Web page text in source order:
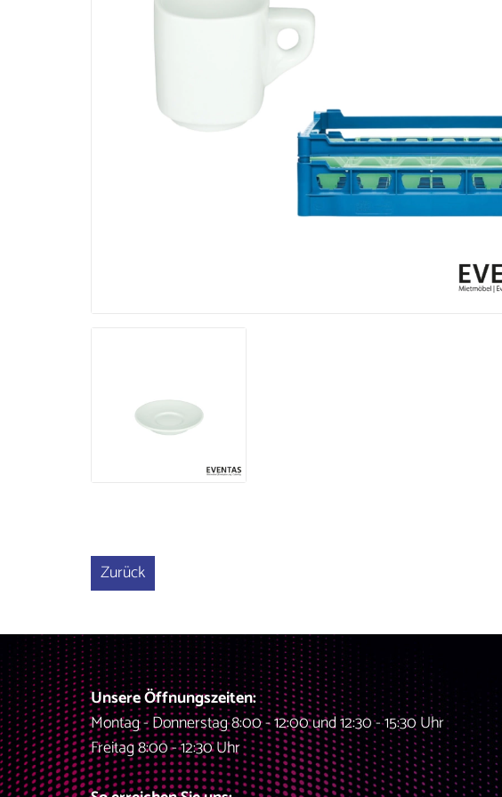
Zurück
Unsere Öffnungszeiten:
Montag - Donnerstag 8:00 - 12:00 und 12:30 - 15:30 Uhr
Freitag 8:00 - 12:30 Uhr